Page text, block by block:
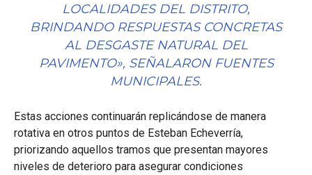
LOCALIDADES DEL DISTRITO,
BRINDANDO RESPUESTAS CONCRETAS
AL DESGASTE NATURAL DEL
PAVIMENTO», SEÑALARON FUENTES
MUNICIPALES.
Estas acciones continuarán replicándose de manera
rotativa en otros puntos de Esteban Echeverría,
priorizando aquellos tramos que presentan mayores
niveles de deterioro para asegurar condiciones